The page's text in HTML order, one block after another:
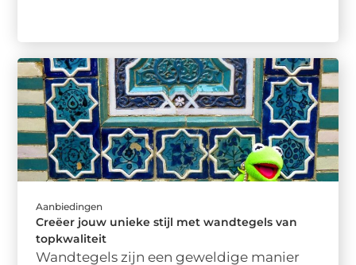
Aanbiedingen
Creëer jouw unieke stijl met wandtegels van
topkwaliteit
Wandtegels zijn een geweldige manier